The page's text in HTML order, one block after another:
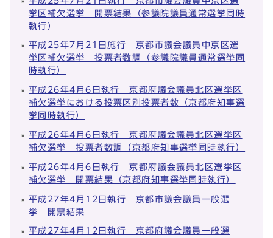
挙区補欠選挙 開票結果（参議院議員通常選挙同時
執行）
平成25年7月21日施行 京都市議会議員中京区選
挙区補欠選挙 投票者数調（参議院議員通常選挙同
時執行）
平成26年4月6日執行 京都府議会議員北区選挙区
補欠選挙における投票区別投票者数（京都府知事選
挙同時執行）
平成26年4月6日執行 京都府議会議員北区選挙区
補欠選挙 投票者数調（京都府知事選挙同時執行）
平成26年4月6日執行 京都府議会議員北区選挙区
補欠選挙 開票結果（京都府知事選挙同時執行）
平成27年4月12日執行 京都市議会議員一般選
挙 開票結果
平成27年4月12日執行 京都府議会議員一般選